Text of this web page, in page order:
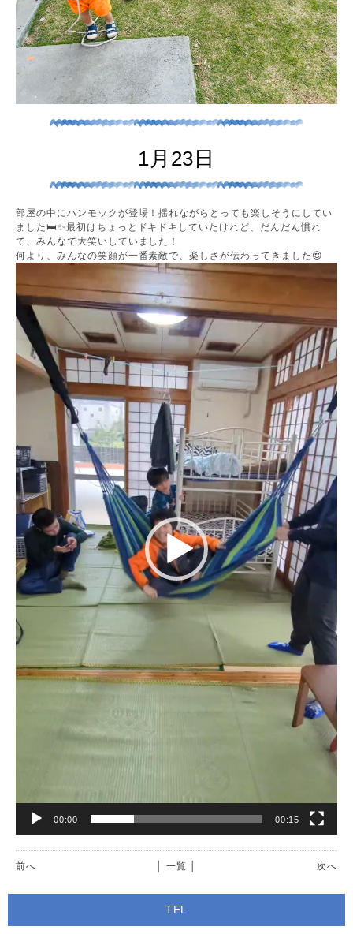
1月23日
部屋の中にハンモックが登場！揺れながらとっても楽しそうにしてい
ました🛏️✨最初はちょっとドキドキしていたけれど、だんだん慣れ
て、みんなで大笑いしていました！
何より、みんなの笑顔が一番素敵で、楽しさが伝わってきました😍
画
プ
レ
ヤ
00:00 00:15
前へ 次へ
│ 一覧 │
TEL